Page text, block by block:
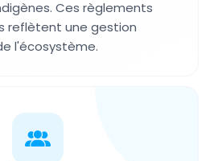
Ces règlements
reflètent une gestion
l'écosystème.